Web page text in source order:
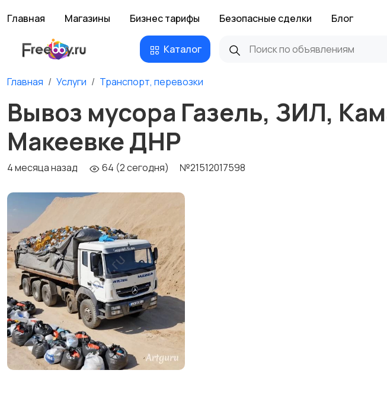
Главная Магазины Бизнес тарифы Безопасные сделки Блог
Каталог
Главная Услуги Транспорт, перевозки
Вывоз мусора Газель, ЗИЛ,
Макеевке ДНР
4 месяца назад 64 (2 сегодня) №21512017598